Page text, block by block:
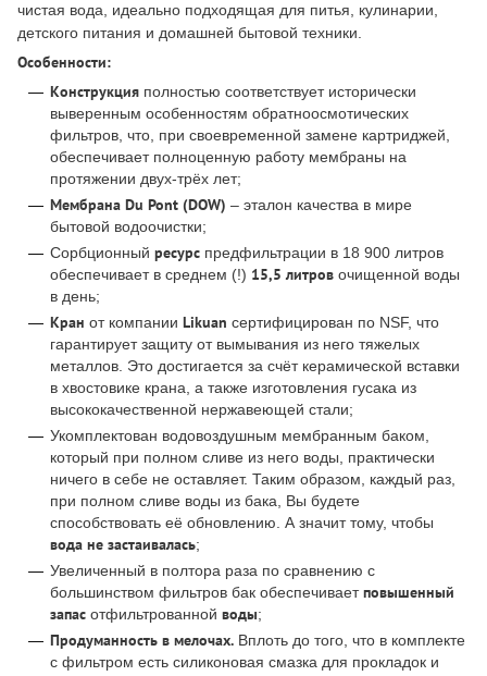
чистая вода, идеально подходящая для питья, кулинарии,
детского питания и домашней бытовой техники.
Особенности:
Конструкция полностью соответствует исторически
выверенным особенностям обратноосмотических
фильтров, что, при своевременной замене картриджей,
обеспечивает полноценную работу мембраны на
протяжении двух-трёх лет;
Мембрана Du Pont (DOW) – эталон качества в мире
бытовой водоочистки;
Сорбционный ресурс предфильтрации в 18 900 литров
обеспечивает в среднем (!) 15,5 литров очищенной воды
в день;
Кран от компании Likuan сертифицирован по NSF, что
гарантирует защиту от вымывания из него тяжелых
металлов. Это достигается за счёт керамической вставки
в хвостовике крана, а также изготовления гусака из
высококачественной нержавеющей стали;
Укомплектован водовоздушным мембранным баком,
который при полном сливе из него воды, практически
ничего в себе не оставляет. Таким образом, каждый раз,
при полном сливе воды из бака, Вы будете
способствовать её обновлению. А значит тому, чтобы
вода не застаивалась;
Увеличенный в полтора раза по сравнению с
большинством фильтров бак обеспечиваетповышенный
запас отфильтрованной воды;
Продуманность в мелочах. Вплоть до того, что в комплекте
с фильтром есть силиконовая смазка для прокладок и